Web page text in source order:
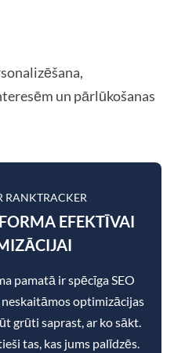
un pārlūkošanas
RANKTRACKER
EFEKTĪVAI
pamatā ir spēcīga SEO
optimizācijas
grūti saprast, ar ko sākt.
tas, kas jums palīdzēs.